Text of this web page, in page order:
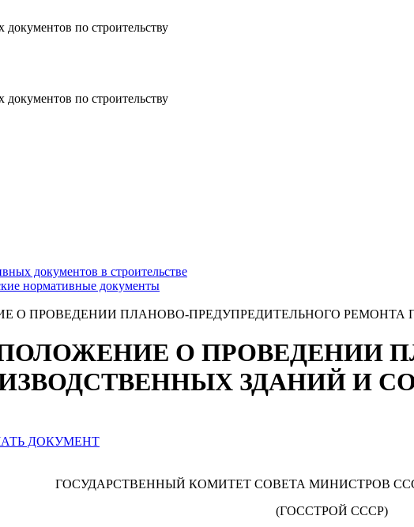
по строительству
по строительству
документов в строительстве
нормативные документы
О ПРОВЕДЕНИИ ПЛАНОВО-ПРЕДУПРЕДИТЕЛЬНОГО
ПОЛОЖЕНИЕ О
ЗДАНИЙ И
ДОКУМЕНТ
ГОСУДАРСТВЕННЫЙ КОМИТЕТ СОВЕТА МИНИСТРОВ
(ГОССТРОЙ СССР)